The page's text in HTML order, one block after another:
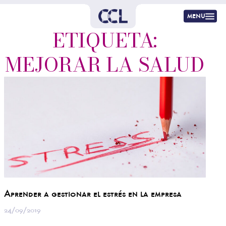
menu
ETIQUETA:
MEJORAR LA SALUD
Aprender a gestionar el estrés en la empresa
24/09/2019